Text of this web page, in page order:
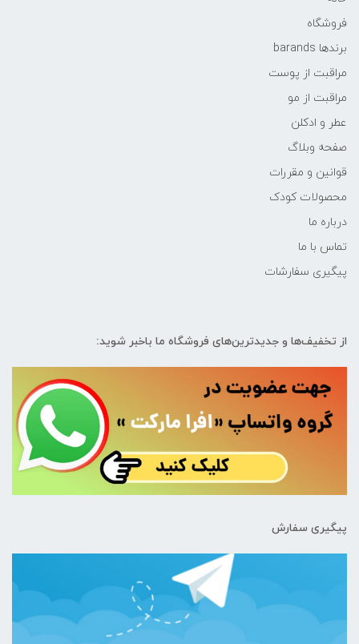
فروشگاه
برندها barands
مراقبت از پوست
مراقبت از مو
عطر و ادکلن
صفحه وبلاگ
قوانین و مقررات
محصولات کودک
درباره ما
تماس با ما
پیگیری سفارشات
از تخفیف‌ها و جدیدترین‌های فروشگاه ما باخبر شوید:
پیگیری سفارش